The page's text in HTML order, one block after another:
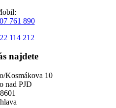
761 890
114 212
najdete
Kosmákova 10
nad PJD